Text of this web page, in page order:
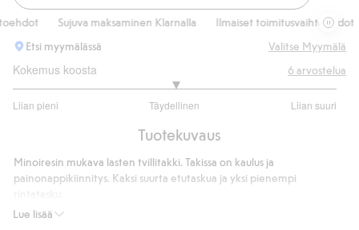
Sujuva maksaminen Klarnalla Ilmaiset toimitusvaihtoehdot
Etsi myymälässä
Valitse Myymälä
Kokemus koosta
Liian pieni Täydellinen Liian suuri
/
ääneen
6 arvostelua
Tuotekuvaus
Lue lisää
Minoiresin mukava lasten tvillitakki. Takissa on kaulus ja
painonappikiinnitys. Kaksi suurta etutaskua ja yksi pienempi
Tuotenumero